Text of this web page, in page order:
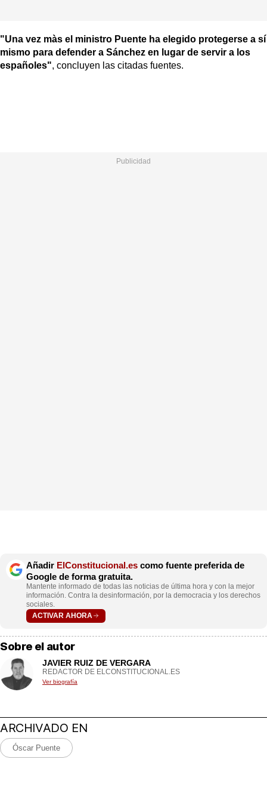
"Una vez màs el ministro Puente ha elegido protegerse a sí
mismo para defender a Sánchez en lugar de servir a los
españoles", concluyen las citadas fuentes.
Añadir ElConstitucional.es como fuente preferida de
Google de forma gratuita.
Mantente informado de todas las noticias de última hora y con la mejor
información. Contra la desinformación, por la democracia y los derechos
sociales.
ACTIVAR AHORA
Sobre el autor
JAVIER RUIZ DE VERGARA
REDACTOR DE ELCONSTITUCIONAL.ES
Ver biografía
ARCHIVADO EN
Óscar Puente